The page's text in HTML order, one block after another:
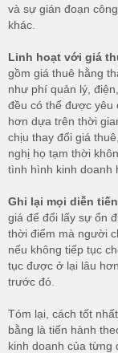
và sự gián đoạn
khác.
Linh hoạt với giá
gồm giá thuê hằng
như phí quản lý,
đều có thể được yêu
hơn dựa trên thời
chịu thay đổi giá
nghị họ tạm thời
tình hình kinh doanh
Ghi lại mọi diễn tiến
giá để đổi lấy sự ổn
thời điểm mà người
nếu không tiếp tục
tục được ở lại lâu
trước đó.
Tóm lại, cách tốt
bằng là tiến hành
kinh doanh của từng